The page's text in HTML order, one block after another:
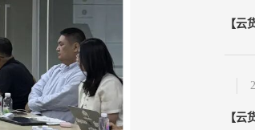
【云
【云